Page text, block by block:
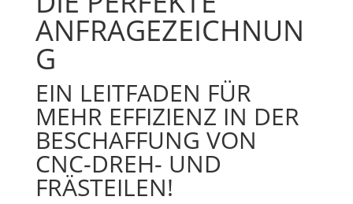
ANFRAGEZEICHNUN
G
EIN LEITFADEN FÜR
MEHR EFFIZIENZ IN DER
BESCHAFFUNG VON
CNC-DREH- UND
FRÄSTEILEN!